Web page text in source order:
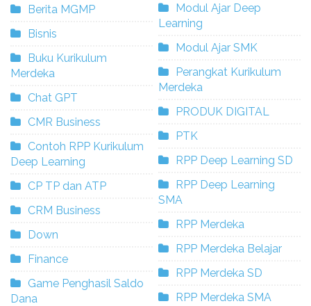
Berita MGMP
Bisnis
Buku Kurikulum
Merdeka
Chat GPT
CMR Business
Contoh RPP Kurikulum
Deep Learning
CP TP dan ATP
CRM Business
Down
Finance
Game Penghasil Saldo
Dana
Modul Ajar Deep
Learning
Modul Ajar SMK
Perangkat Kurikulum
Merdeka
PRODUK DIGITAL
PTK
RPP Deep Learning SD
RPP Deep Learning
SMA
RPP Merdeka
RPP Merdeka Belajar
RPP Merdeka SD
RPP Merdeka SMA